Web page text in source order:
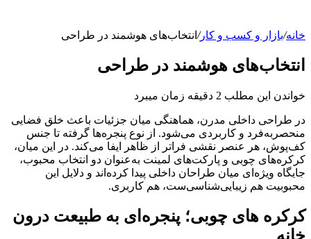
خانه/بازار و کسب و کار/ انتخاب‌های هوشمند در طراحی
انتخاب‌های هوشمند در طراحی
خواندن این مطلب 2 دقیقه زمان میبرد
در طراحی داخلی مدرن، هماهنگی میان جزئیات باعث خلق فضایی
منحصربه‌فرد و کاربردی می‌شود. از نوع پنجره‌ها گرفته تا جنس
کف‌پوش، هر عنصر نقشی فراتر از ظاهر ایفا می‌کند. در این میان،
کرکره‌های چوبی و پارکت‌های لمینت به‌عنوان دو انتخاب محبوب،
جایگاه ویژه‌ای میان طراحان داخلی پیدا کرده‌اند و دلایل این
محبوبیت هم زیبایی‌شناسی‌ست، هم کاربری.
کرکره های چوبی؛ پنجره‌ای به طبیعت درون
خانه